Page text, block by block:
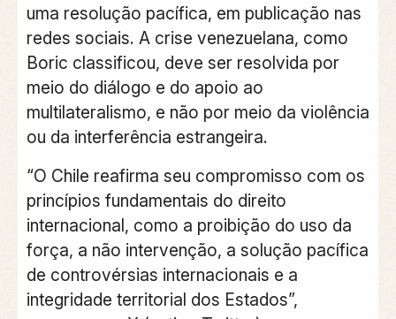
uma resolução pacífica, em publicação nas
redes sociais. A crise venezuelana, como
Boric classificou, deve ser resolvida por
meio do diálogo e do apoio ao
multilateralismo, e não por meio da violência
ou da interferência estrangeira.
“O Chile reafirma seu compromisso com os
princípios fundamentais do direito
internacional, como a proibição do uso da
força, a não intervenção, a solução pacífica
de controvérsias internacionais e a
integridade territorial dos Estados”,